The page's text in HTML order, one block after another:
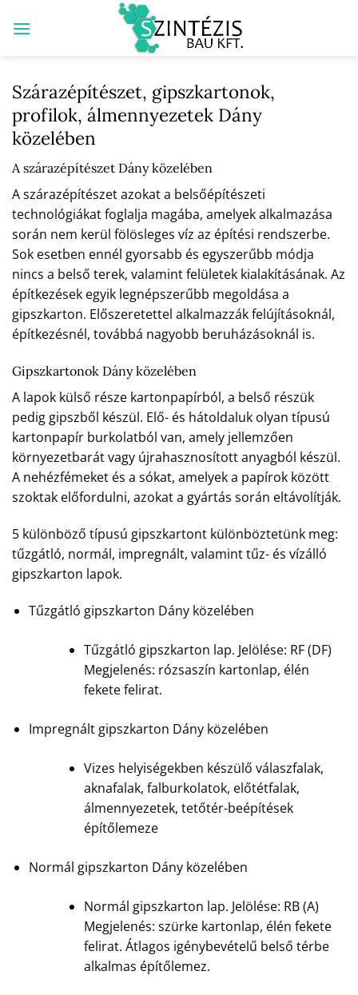
Szárazépítészet, gipszkartonok,
profilok, álmennyezetek Dány
közelében
A szárazépítészet Dány közelében
A szárazépítészet azokat a belsőépítészeti
technológiákat foglalja magába, amelyek alkalmazása
során nem kerül fölösleges víz az építési rendszerbe.
Sok esetben ennél gyorsabb és egyszerűbb módja
nincs a belső terek, valamint felületek kialakításának. Az
építkezések egyik legnépszerűbb megoldása a
gipszkarton. Előszeretettel alkalmazzák felújításoknál,
építkezésnél, továbbá nagyobb beruházásoknál is.
Gipszkartonok Dány közelében
A lapok külső része kartonpapírból, a belső részük
pedig gipszből készül. Elő- és hátoldaluk olyan típusú
kartonpapír burkolatból van, amely jellemzően
környezetbarát vagy újrahasznosított anyagból készül.
A nehézfémeket és a sókat, amelyek a papírok között
szoktak előfordulni, azokat a gyártás során eltávolítják.
5 különböző típusú gipszkartont különböztetünk meg:
tűzgátló, normál, impregnált, valamint tűz- és vízálló
gipszkarton lapok.
Tűzgátló gipszkarton Dány közelében
Tűzgátló gipszkarton lap. Jelölése: RF (DF)
Megjelenés: rózsaszín kartonlap, élén
fekete felirat.
Impregnált gipszkarton Dány közelében
Vizes helyiségekben készülő válaszfalak,
aknafalak, falburkolatok, előtétfalak,
álmennyezetek, tetőtér-beépítések
építőlemeze
Normál gipszkarton Dány közelében
Normál gipszkarton lap. Jelölése: RB (A)
Megjelenés: szürke kartonlap, élén fekete
felirat. Átlagos igénybevételű belső térbe
alkalmas építőlemez.